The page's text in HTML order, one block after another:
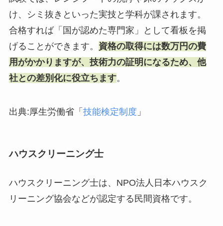
け、シミ抜きといった実技と学科が課されます。
合格すれば「国が認めた専門家」として看板を掲
げることができます。 資格の取得には数万円の費
用がかかりますが、技術力の証明になるため、他
社との差別化に役立ちます。
出典:厚生労働省「 技能検定制度 」
ハウスクリーニング士
ハウスクリーニング士は、NPO法人日本ハウスク
リーニング協会などが認定する民間資格です。